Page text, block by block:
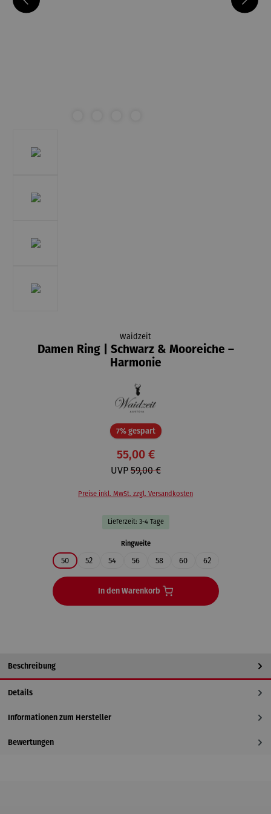
Waidzeit
Damen Ring | Schwarz & Mooreiche –
Harmonie
7% gespartRabatt
55,00 €
UVP59,00 €
Preise inkl. MwSt. zzgl. Versandkosten
Lieferzeit: 3-4 Tage
Ringweiteauswählen
50 52 54 56 58 60 62
In den Warenkorb
Beschreibung
Details
Informationen zum Hersteller
Bewertungen